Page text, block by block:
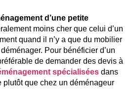
d’une petite
moins cher que celui d’un
quand il n’y a que du mobilier
Pour bénéficier d’un
de demander des devis à
spécialisées dans
plutôt que chez un déménageur